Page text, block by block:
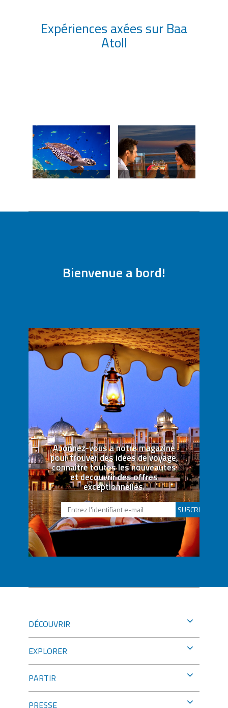
Expériences axées sur Baa
Atoll
Toutes les expériences
Bienvenue a bord!
Abonnez-vous a notre magazine
pour trouver des idees de voyage,
connaitre toutes les nouveautes
et decouvrir des offres
exceptionnelles.
SUSCRIBETE
DÉCOUVRIR
EXPLORER
PARTIR
PRESSE